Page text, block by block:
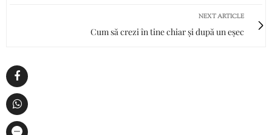
NEXT ARTICLE
Cum să crezi în tine chiar și după un eșec